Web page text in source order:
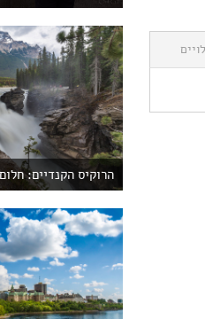
הרוקיס הקנדיים: